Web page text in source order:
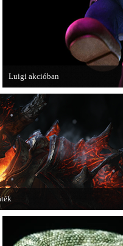
Luigi akcióban
A Nintendo 3DS-re készülő
magát.
legújabb motorját, az Unreal